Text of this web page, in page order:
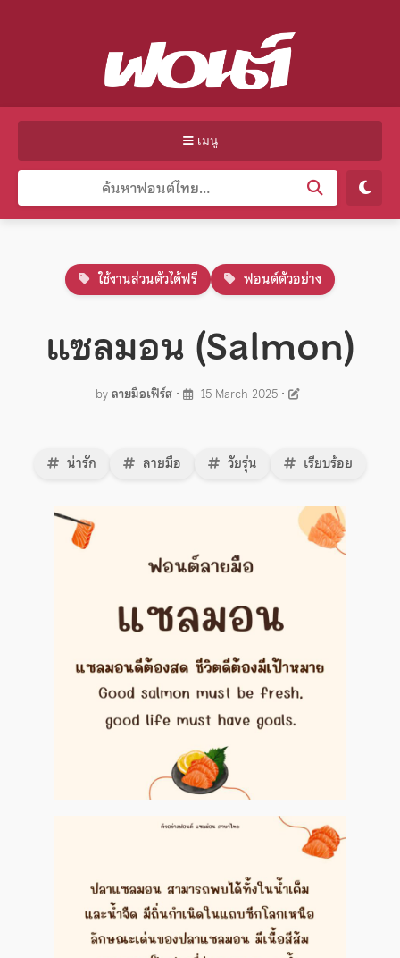
เมนู
ใช้งานส่วนตัวได้ฟรี ฟอนต์ตัวอย่าง
แซลมอน (Salmon)
byลายมือเฟิร์ส • 15 March 2025 •
น่ารัก ลายมือ วัยรุ่น เรียบร้อย